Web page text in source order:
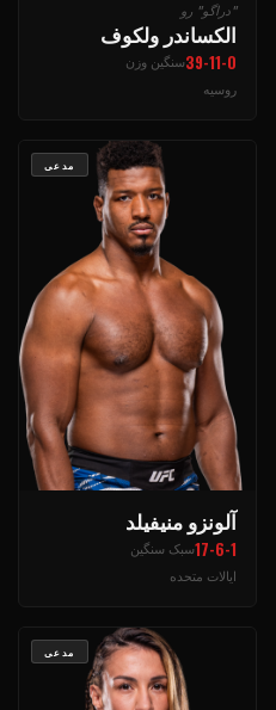
"دراگو" رو
الکساندر ولکوف
39-11-0سنگین وزن
روسیه
مدعی
آلونزو منیفیلد
17-6-1سبک سنگین
ایالات متحده
مدعی